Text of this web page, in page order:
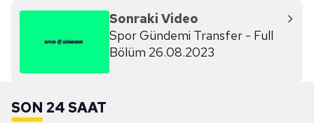
Sonraki Video
Spor Gündemi Transfer - Full
Bölüm 26.08.2023
SON 24 SAAT